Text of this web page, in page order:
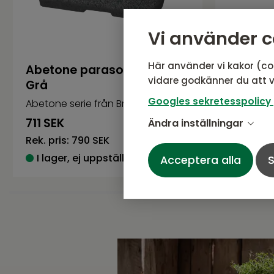
Vi använder
Här använder vi kakor
vidare godkänner du att
Googles sekretesspolicy
Ändra inställningar
Acceptera alla
Abetone parasollfotsvikt
Grå
Abetone serie från Brafab
711 SEK
Rek. pris: 790 SEK
I lager, ej uppställd i butik
Abriola
1 701
Rek. pris:
I